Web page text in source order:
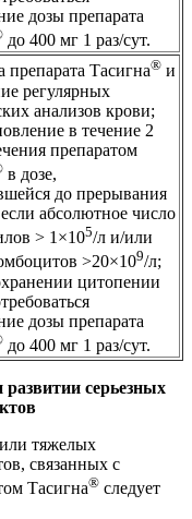
дозы препарата
до 400 мг 1 раз/сут.
препарата Тасигна® и
регулярных
анализов крови;
в течение 2
препаратом
в дозе,
до прерывания
абсолютное число
> 1×105/л и/или
>20×109/л;
цитопении
дозы препарата
до 400 мг 1 раз/сут.
серьезных
тяжелых
связанных с
Тасигна® следует